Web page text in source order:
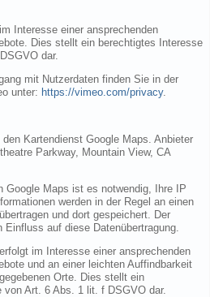
Interesse einer ansprechenden
Dies stellt ein berechtigtes Interesse
dar.
mit Nutzerdaten finden Sie in der
unter: https://vimeo.com/privacy.
Kartendienst Google Maps. Anbieter
Parkway, Mountain View, CA
Google Maps ist es notwendig, Ihre IP
werden in der Regel an einen
und dort gespeichert. Der
auf diese Datenübertragung.
im Interesse einer ansprechenden
und an einer leichten Auffindbarkeit
Orte. Dies stellt ein
Art. 6 Abs. 1 lit. f DSGVO dar.